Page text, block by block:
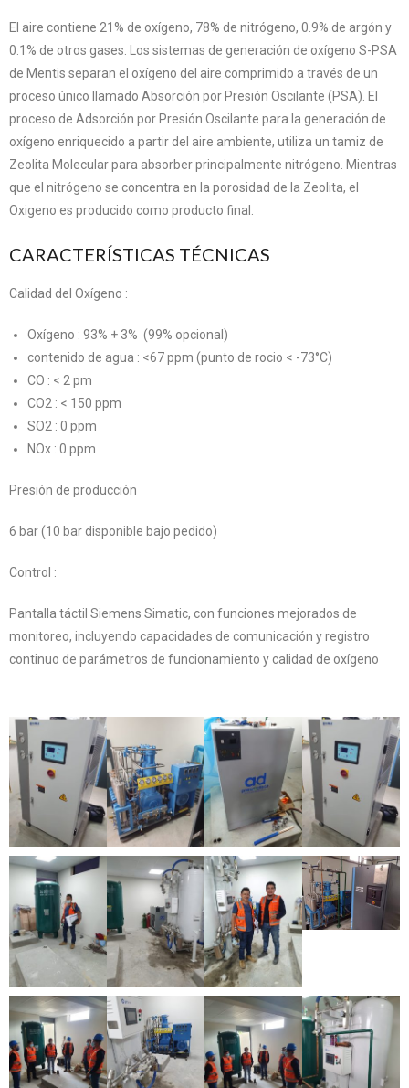
El aire contiene 21% de oxígeno, 78% de nitrógeno, 0.9% de argón y
0.1% de otros gases. Los sistemas de generación de oxígeno S-PSA
de Mentis separan el oxígeno del aire comprimido a través de un
proceso único llamado Absorción por Presión Oscilante (PSA). El
proceso de Adsorción por Presión Oscilante para la generación de
oxígeno enriquecido a partir del aire ambiente, utiliza un tamiz de
Zeolita Molecular para absorber principalmente nitrógeno. Mientras
que el nitrógeno se concentra en la porosidad de la Zeolita, el
Oxigeno es producido como producto final.
CARACTERÍSTICAS TÉCNICAS
Calidad del Oxígeno :
Oxígeno : 93% + 3% (99% opcional)
contenido de agua : <67 ppm (punto de rocio < -73°C)
CO : < 2 pm
CO2 : < 150 ppm
SO2 : 0 ppm
NOx : 0 ppm
Presión de producción
6 bar (10 bar disponible bajo pedido)
Control :
Pantalla táctil Siemens Simatic, con funciones mejorados de
monitoreo, incluyendo capacidades de comunicación y registro
continuo de parámetros de funcionamiento y calidad de oxígeno